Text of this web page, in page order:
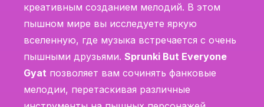
креативным созданием мелодий. В этом
пышном мире вы исследуете яркую
вселенную, где музыка встречается с очень
пышными друзьями. Sprunki But Everyone
Gyat позволяет вам сочинять фанковые
мелодии, перетаскивая различные